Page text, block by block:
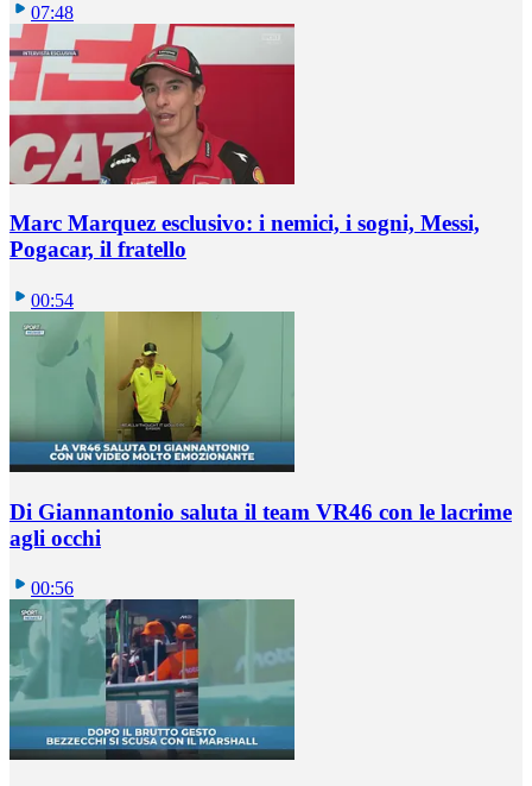
07:48
Marc Marquez esclusivo: i nemici, i sogni, Messi,
Pogacar, il fratello
00:54
Di Giannantonio saluta il team VR46 con le lacrime
agli occhi
00:56